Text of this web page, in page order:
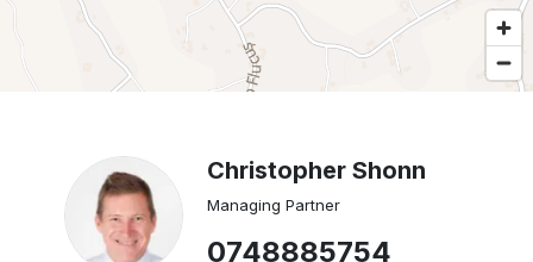
Christopher Shonn
Managing Partner
0748885754